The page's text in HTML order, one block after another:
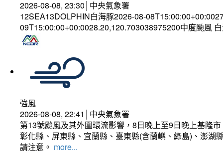
2026-08-08, 23:30│中央氣象署
12SEA13DOLPHIN白海豚2026-08-
09T15:00:00+00:0028.20,120.703038975200中度颱風
強風
2026-08-08, 22:41│中央氣象署
第13號颱風及其外圍環流影響，8日晚上至9日晚上基隆
彰化縣、屏東縣、宜蘭縣、臺東縣(含蘭嶼、綠島)、澎湖
請注意。 more...